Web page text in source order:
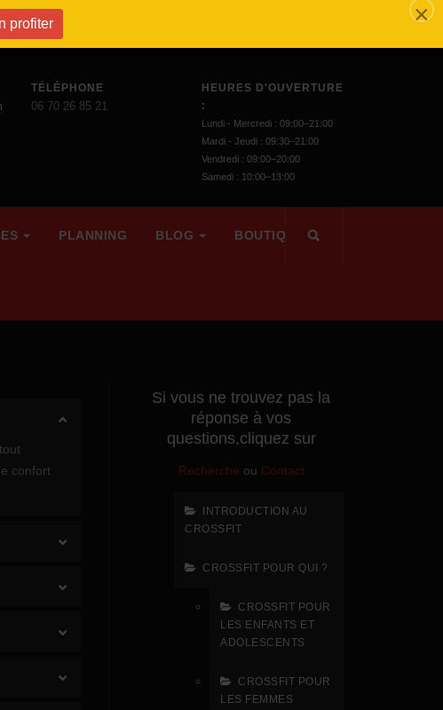
TÉLÉPHONE
06 70 26 85 21
HEURES D'OUVERTURE
:
Lundi - Mercredi : 09:00–21:00
Mardi - Jeudi : 09:30–21:00
Vendredi : 09:00–20:00
Samedi : 10:00–13:00
PLANNING BLOG BOUTIQUE
confort
Si vous ne trouvez pas la
réponse à vos
questions,cliquez sur
Recherche ou Contact
INTRODUCTION AU
CROSSFIT
CROSSFIT POUR QUI ?
CROSSFIT POUR
LES ENFANTS ET
ADOLESCENTS
CROSSFIT POUR
LES FEMMES
×
profiter